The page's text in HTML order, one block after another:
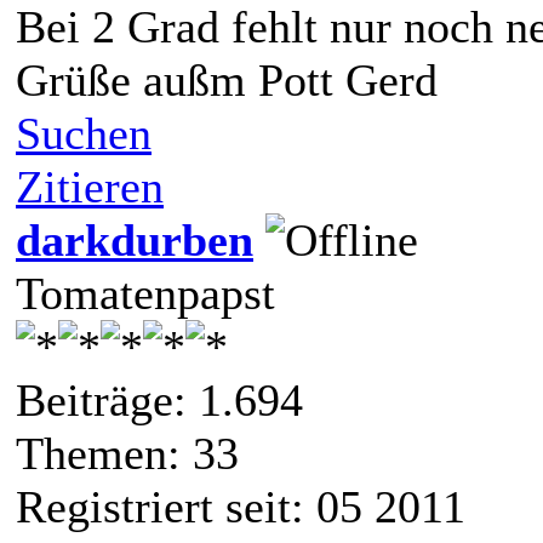
Bei 2 Grad fehlt nur noch
Grüße außm Pott Gerd
Suchen
Zitieren
darkdurben
Tomatenpapst
Beiträge: 1.694
Themen: 33
Registriert seit: 05 2011